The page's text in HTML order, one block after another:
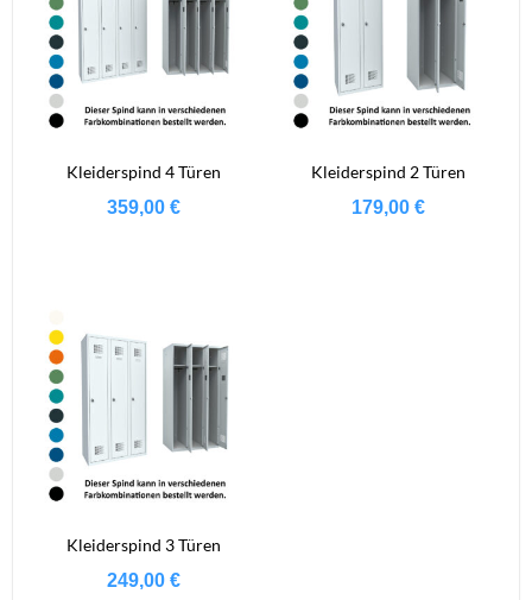
Kleiderspind 4 Türen
359,00€
Kleiderspind 2 Türen
179,00 €
Kleiderspind 3 Türen
249,00€